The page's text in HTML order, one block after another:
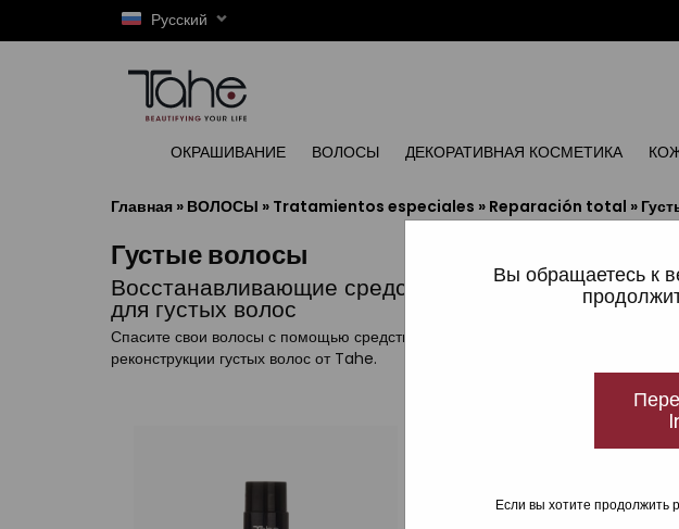
Вы обращаетесь к
Если вы хотите продолжить
Русский
ОКРАШИВАНИЕ ВОЛОСЫ ДЕКОРАТИВНАЯ КОСМЕТИКА
Главная » ВОЛОСЫ » Tratamientos especiales » Reparación total »
Густые волосы
Восстанавливающие средства
для густых волос
Спасите свои волосы с помощью средств для
реконструкции густых волос от Tahe.